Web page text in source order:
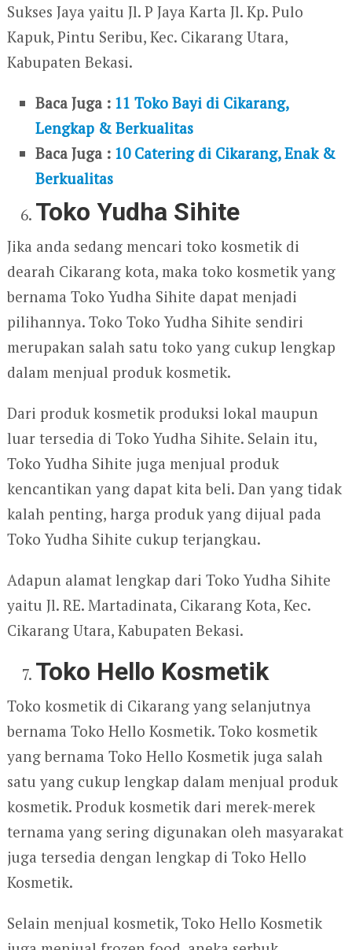
Sukses Jaya yaitu Jl. P Jaya Karta Jl. Kp. Pulo
Kapuk, Pintu Seribu, Kec. Cikarang Utara,
Kabupaten Bekasi.
Baca Juga : 11 Toko Bayi di Cikarang,
Lengkap & Berkualitas
Baca Juga : 10 Catering di Cikarang, Enak &
Berkualitas
Toko Yudha Sihite
Jika anda sedang mencari toko kosmetik di
dearah Cikarang kota, maka toko kosmetik yang
bernama Toko Yudha Sihite dapat menjadi
pilihannya. Toko Toko Yudha Sihite sendiri
merupakan salah satu toko yang cukup lengkap
dalam menjual produk kosmetik.
Dari produk kosmetik produksi lokal maupun
luar tersedia di Toko Yudha Sihite. Selain itu,
Toko Yudha Sihite juga menjual produk
kencantikan yang dapat kita beli. Dan yang tidak
kalah penting, harga produk yang dijual pada
Toko Yudha Sihite cukup terjangkau.
Adapun alamat lengkap dari Toko Yudha Sihite
yaitu Jl. RE. Martadinata, Cikarang Kota, Kec.
Cikarang Utara, Kabupaten Bekasi.
Toko Hello Kosmetik
Toko kosmetik di Cikarang yang selanjutnya
bernama Toko Hello Kosmetik. Toko kosmetik
yang bernama Toko Hello Kosmetik juga salah
satu yang cukup lengkap dalam menjual produk
kosmetik. Produk kosmetik dari merek-merek
ternama yang sering digunakan oleh masyarakat
juga tersedia dengan lengkap di Toko Hello
Kosmetik.
Selain menjual kosmetik, Toko Hello Kosmetik